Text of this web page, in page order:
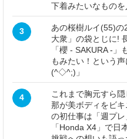
下着みたいなものを
3
あの桜樹ルイ(55)の
大衆」の袋とじに!
「櫻 - SAKURA -
もみたい！という
(^◇^;)」
4
これまで胸元すら
那が美ボディをビ
の初仕事は「週プ
「Honda X4」で日